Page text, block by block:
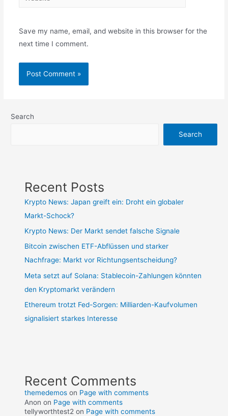
Save my name, email, and website in this browser for the
next time I comment.
Search
Search
Recent Posts
Krypto News: Japan greift ein: Droht ein globaler
Markt-Schock?
Krypto News: Der Markt sendet falsche Signale
Bitcoin zwischen ETF-Abflüssen und starker
Nachfrage: Markt vor Richtungsentscheidung?
Meta setzt auf Solana: Stablecoin-Zahlungen könnten
den Kryptomarkt verändern
Ethereum trotzt Fed-Sorgen: Milliarden-Kaufvolumen
signalisiert starkes Interesse
Recent Comments
themedemos on Page with comments
Anon on Page with comments
tellyworthtest2 on Page with comments